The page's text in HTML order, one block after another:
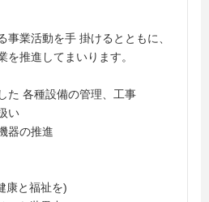
事業活動を手 掛けるとともに、
を推進してまいります。
た 各種設備の管理、工事
い
器の推進
康と福祉を)